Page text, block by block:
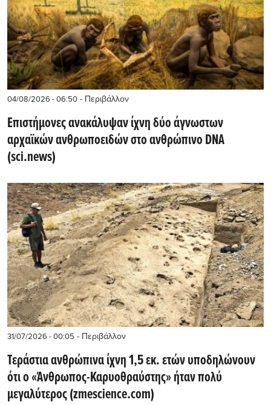
04/08/2026 - 06:50 - Περιβάλλον
Επιστήμονες ανακάλυψαν ίχνη δύο άγνωστων
αρχαϊκών ανθρωποειδών στο ανθρώπινο DNA
(sci.news)
31/07/2026 - 00:05 - Περιβάλλον
Τεράστια ανθρώπινα ίχνη 1,5 εκ. ετών υποδηλώνουν
ότι ο «Άνθρωπος-Καρυοθραύστης» ήταν πολύ
μεγαλύτερος (zmescience.com)